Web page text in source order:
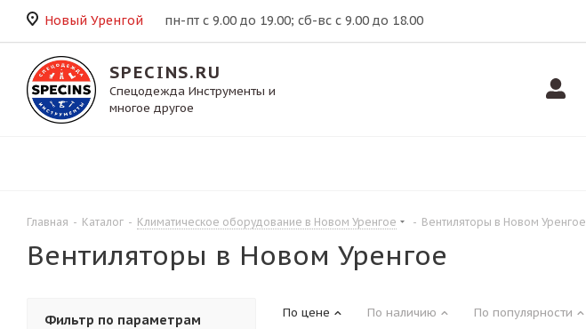
Новый Уренгой пн-пт с 9.00 до 19.00; сб-вс с 9.00 до 18.00
SPECINS.RU
Спецодежда Инструменты и
многое другое
Главная - Каталог - Климатическое оборудование в Новом Уренгое - Вентиляторы в Новом Уренгое
Вентиляторы в Новом Уренгое
По цене По наличию По популярности
Фильтр по параметрам